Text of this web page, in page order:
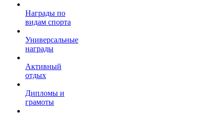
Награды по
видам спорта
Универсальные
награды
Активный
отдых
Дипломы и
грамоты